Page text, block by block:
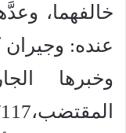
خالفهما،
عنده: وجيران
وخبرها